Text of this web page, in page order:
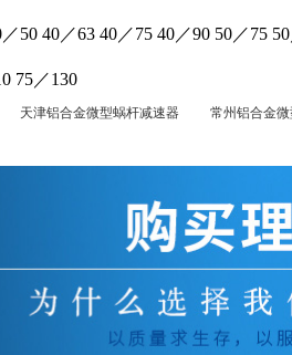
50 40／63 40／75 40／90 50／75
75／130
天津铝合金微型蜗杆减速器 常州铝合金微